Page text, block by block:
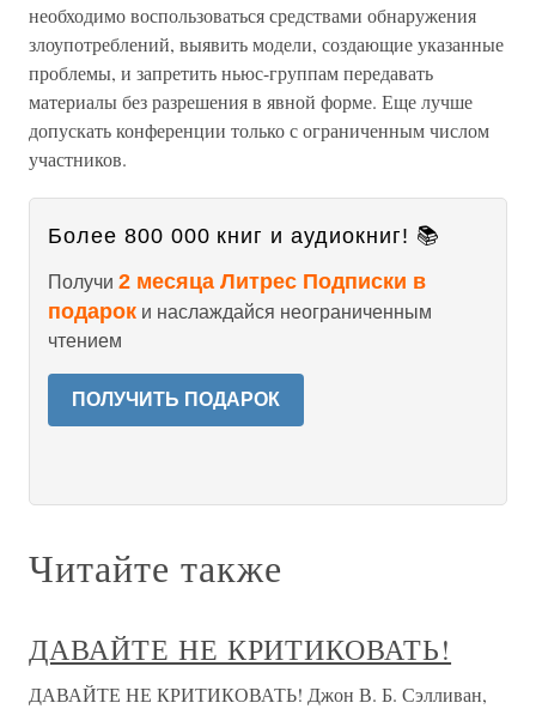
необходимо воспользоваться средствами обнаружения
злоупотреблений, выявить модели, создающие указанные
проблемы, и запретить ньюс-группам передавать
материалы без разрешения в явной форме. Еще лучше
допускать конференции только с ограниченным числом
участников.
Более 800 000 книг и аудиокниг! 📚
Получи 2 месяца Литрес Подписки в
подарок и наслаждайся неограниченным
чтением
ПОЛУЧИТЬ ПОДАРОК
Читайте также
ДАВАЙТЕ НЕ КРИТИКОВАТЬ!
ДАВАЙТЕ НЕ КРИТИКОВАТЬ! Джон В. Б. Сэлливан,